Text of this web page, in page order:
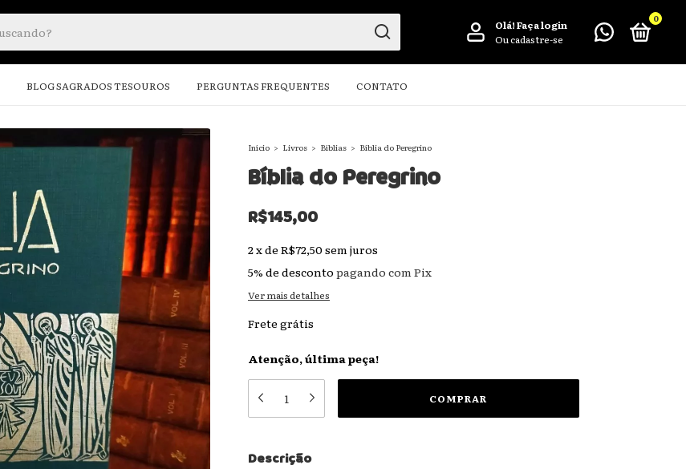
Olá!Faça login
Ou cadastre-se
0
BLOG SAGRADOS TESOUROS PERGUNTAS FREQUENTES CONTATO
Início > Livros > Bíblias > Bíblia do Peregrino
Bíblia do Peregrino
R$145,00
2xde R$72,50 sem juros
5% de desconto pagando com Pix
Ver mais detalhes
Frete grátis
Atenção, última peça!
Descrição